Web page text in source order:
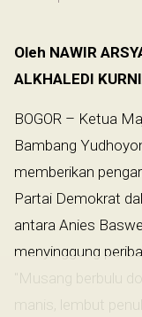
Oleh NAWIR
ALKHALEDI
BOGOR – Ketua
Bambang
memberikan
Partai Demokrat
antara Anies
menyinggung
"Musang berbulu
manis, lembut